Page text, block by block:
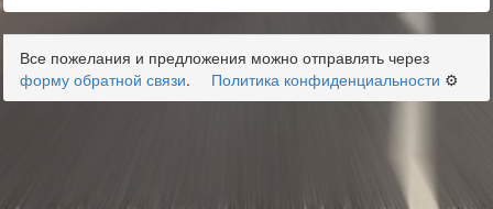
Все пожелания и предложения можно отправлять через
форму обратной связи. Политика конфиденциальности ⚙️